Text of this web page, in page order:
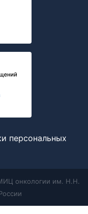
персональных
онкологии им. Н.Н.